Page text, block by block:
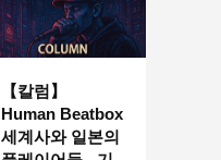
【칼럼】
Human Beatbox
세계사와 일본의